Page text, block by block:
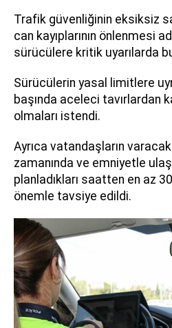
Trafik güvenliğinin eksiksiz
can kayıplarının önlenmesi
sürücülere kritik uyarılarda
Sürücülerin yasal limitlere
başında aceleci tavırlardan
olmaları istendi.
Ayrıca vatandaşların
zamanında ve emniyetle
planladıkları saatten en az
önemle tavsiye edildi.